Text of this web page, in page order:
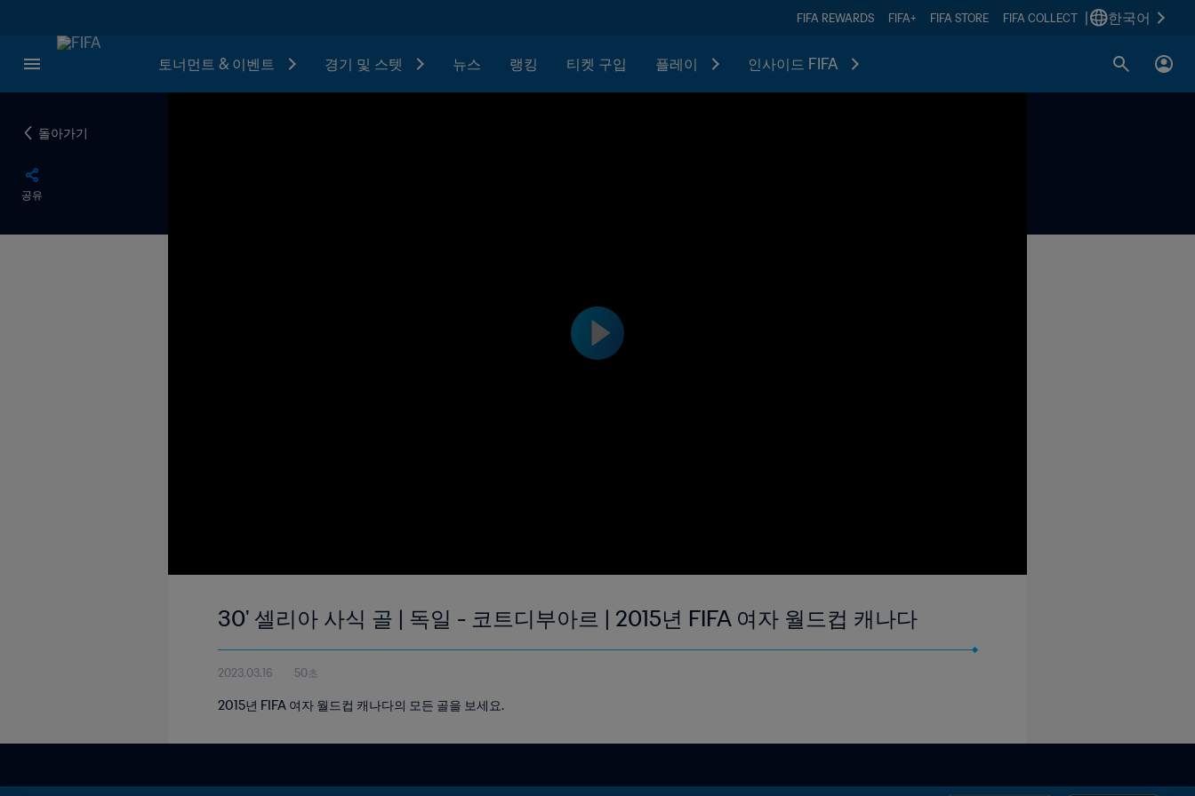
FIFA REWARDS FIFA+ FIFA STORE FIFA COLLECT 한국어
토너먼트 & 이벤트 경기 및 스텟 뉴스 랭킹 티켓 구입 플레이 인사이드 FIFA
돌아가기
공유
30' 셀리아 사식 골 | 독일 - 코트디부아르 | 2015년 FIFA 여자 월드컵 캐나다
2023.03.16 50초
2015년 FIFA 여자 월드컵 캐나다의 모든 골을 보세요.